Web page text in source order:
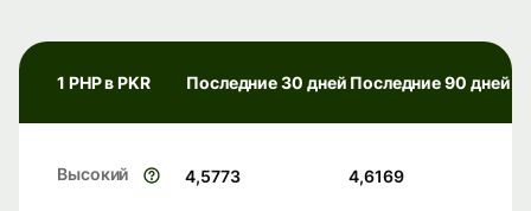
1 PHP в PKR Последние 30 дней Последние 90 дней
Высокий 4,5773 4,6169